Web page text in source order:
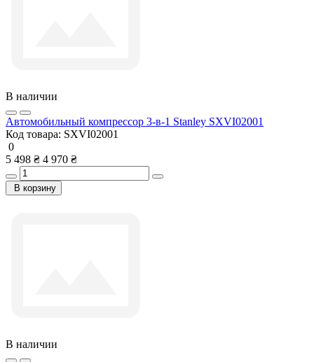
В наличии
Автомобильный компрессор 3-в-1 Stanley SXVI02001
Код товара: SXVI02001
0
5 498 ₴ 4 970 ₴
В корзину
В наличии